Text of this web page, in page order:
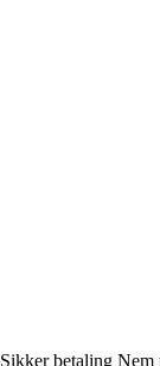
Sikker betaling Nem